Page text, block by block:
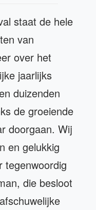
staat de hele
van
over het
jaarlijks
duizenden
de groeiende
doorgaan. Wij
en gelukkig
tegenwoordig
die besloot